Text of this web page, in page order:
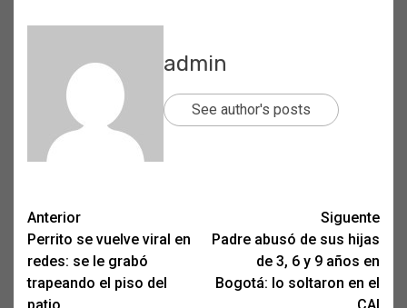
admin
See author's posts
Post
navigation
Anterior
Perrito se vuelve viral en
redes: se le grabó
trapeando el piso del
Siguente
Padre abusó de sus hijas
de 3, 6 y 9 años en
Bogotá: lo soltaron en el